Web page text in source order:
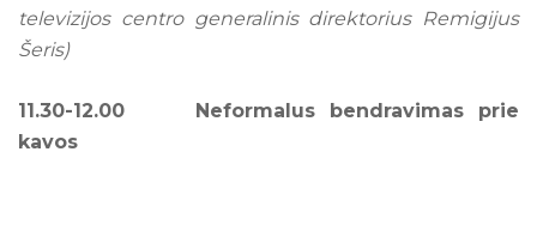
televizijos centro generalinis direktorius Remigijus
Šeris)
11.30-12.00 Neformalus bendravimas prie
kavos